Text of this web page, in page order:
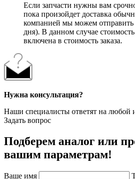
Если запчасти нужны вам
пока произойдет доставка
компанией мы можем отправить
дня). В данном случае
включена в стоимость заказа.
Нужна консультация?
Наши специалисты ответят на любой
Задать вопрос
Подберем аналог или
вашим параметрам!
Ваше имя